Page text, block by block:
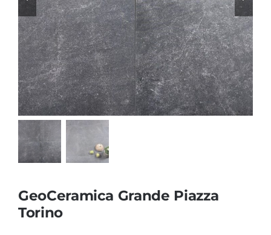
Contact
Offerte aanvragen
GeoCeramica Grande Piazza
Torino